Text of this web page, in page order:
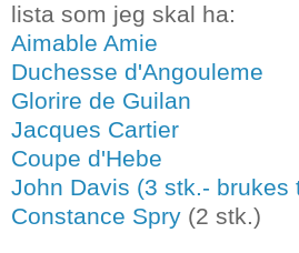
lista som jeg skal ha:
Aimable Amie
Duchesse d'Angouleme
Glorire de Guilan
Jacques Cartier
Coupe d'Hebe
John Davis (3 stk.- brukes
Constance Spry (2 stk.)